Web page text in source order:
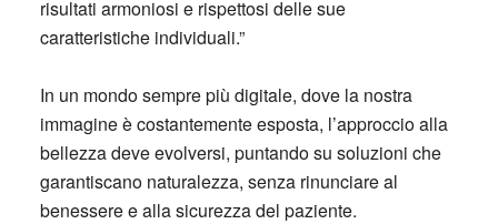
risultati armoniosi e rispettosi delle sue
caratteristiche individuali.”
In un mondo sempre più digitale, dove la nostra
immagine è costantemente esposta, l’approccio alla
bellezza deve evolversi, puntando su soluzioni che
garantiscano naturalezza, senza rinunciare al
benessere e alla sicurezza del paziente.